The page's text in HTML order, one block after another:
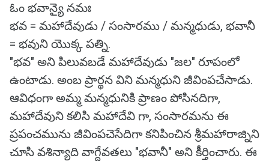
ఓం భవాన్యై నమః
భవ = మహాదేవుడు / సంసారము / మన్మధుడు, భవానీ
= భవుని యొక్క పత్ని.
"భవ" అని పిలువబడే మహాదేవుడు "జల" రూపంలో
ఉంటాడు. అంబ ప్రార్థన విని మన్మధుని జీవింపచేసాడు.
ఆవిధంగా అమ్మ మన్మధునికి ప్రాణం పోసినదిగా,
మహాదేవుని కలిసి మహాదేవి గా, సంసారమను ఈ
ప్రపంచమును జీవింపచెసేదిగా కనిపించిన శ్రీమహారాజ్నిని
చూసి వశిన్యాది వాగ్దేవతలు "భవానీ" అని కీర్తించారు. ఈ